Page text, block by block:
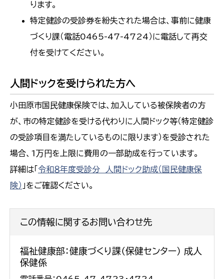
ります。
特定健診の受診券を紛失された場合は、事前に健康
づくり課（電話0465-47-4724）に電話して再交
付を受けてください。
人間ドックを受けられた方へ
小田原市国民健康保険では、加入している被保険者の方
が、市の特定健診を受ける代わりに人間ドック等（特定健診
の受診項目を満たしているものに限ります）を受診された
場合、1万円を上限に費用の一部助成を行っています。
詳細は「令和８年度受診分 人間ドック助成（国民健康保
険） 」をご確認ください。
この情報に関するお問い合わせ先
福祉健康部：健康づくり課（保健センター） 成人
保健係